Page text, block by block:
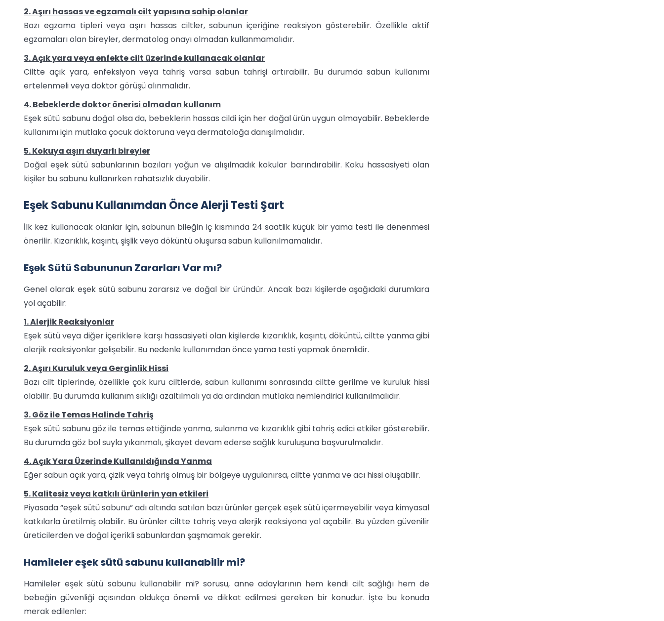
2. Aşırı hassas ve egzamalı cilt yapısına sahip olanlar
Bazı egzama tipleri veya aşırı hassas ciltler, sabunun içeriğine reaksiyon gösterebilir. Özellikle aktif
egzamaları olan bireyler, dermatolog onayı olmadan kullanmamalıdır.
3. Açık yara veya enfekte cilt üzerinde kullanacak olanlar
Ciltte açık yara, enfeksiyon veya tahriş varsa sabun tahrişi artırabilir. Bu durumda sabun kullanımı
ertelenmeli veya doktor görüşü alınmalıdır.
4. Bebeklerde doktor önerisi olmadan kullanım
Eşek sütü sabunu doğal olsa da, bebeklerin hassas cildi için her doğal ürün uygun olmayabilir. Bebeklerde
kullanımı için mutlaka çocuk doktoruna veya dermatoloğa danışılmalıdır.
5. Kokuya aşırı duyarlı bireyler
Doğal eşek sütü sabunlarının bazıları yoğun ve alışılmadık kokular barındırabilir. Koku hassasiyeti olan
kişiler bu sabunu kullanırken rahatsızlık duyabilir.
Eşek Sabunu Kullanımdan Önce Alerji Testi Şart
İlk kez kullanacak olanlar için, sabunun bileğin iç kısmında 24 saatlik küçük bir yama testi ile denenmesi
önerilir. Kızarıklık, kaşıntı, şişlik veya döküntü oluşursa sabun kullanılmamalıdır.
Eşek Sütü Sabununun Zararları Var mı?
Genel olarak eşek sütü sabunu zararsız ve doğal bir üründür. Ancak bazı kişilerde aşağıdaki durumlara
yol açabilir:
1. Alerjik Reaksiyonlar
Eşek sütü veya diğer içeriklere karşı hassasiyeti olan kişilerde kızarıklık, kaşıntı, döküntü, ciltte yanma gibi
alerjik reaksiyonlar gelişebilir. Bu nedenle kullanımdan önce yama testi yapmak önemlidir.
2. Aşırı Kuruluk veya Gerginlik Hissi
Bazı cilt tiplerinde, özellikle çok kuru ciltlerde, sabun kullanımı sonrasında ciltte gerilme ve kuruluk hissi
olabilir. Bu durumda kullanım sıklığı azaltılmalı ya da ardından mutlaka nemlendirici kullanılmalıdır.
3. Göz ile Temas Halinde Tahriş
Eşek sütü sabunu göz ile temas ettiğinde yanma, sulanma ve kızarıklık gibi tahriş edici etkiler gösterebilir.
Bu durumda göz bol suyla yıkanmalı, şikayet devam ederse sağlık kuruluşuna başvurulmalıdır.
4. Açık Yara Üzerinde Kullanıldığında Yanma
Eğer sabun açık yara, çizik veya tahriş olmuş bir bölgeye uygulanırsa, ciltte yanma ve acı hissi oluşabilir.
5. Kalitesiz veya katkılı ürünlerin yan etkileri
Piyasada “eşek sütü sabunu” adı altında satılan bazı ürünler gerçek eşek sütü içermeyebilir veya kimyasal
katkılarla üretilmiş olabilir. Bu ürünler ciltte tahriş veya alerjik reaksiyona yol açabilir. Bu yüzden güvenilir
üreticilerden ve doğal içerikli sabunlardan şaşmamak gerekir.
Hamileler eşek sütü sabunu kullanabilir mi?
Hamileler eşek sütü sabunu kullanabilir mi? sorusu, anne adaylarının hem kendi cilt sağlığı hem de
bebeğin güvenliği açısından oldukça önemli ve dikkat edilmesi gereken bir konudur. İşte bu konuda
merak edilenler: